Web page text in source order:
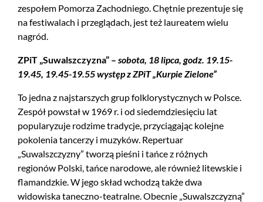
zespołem Pomorza Zachodniego. Chętnie prezentuje się
na festiwalach i przeglądach, jest też laureatem wielu
nagród.
ZPiT „Suwalszczyzna” – sobota, 18 lipca, godz. 19.15-
19.45, 19.45-19.55 występ z ZPiT „Kurpie Zielone”
To jedna z najstarszych grup folklorystycznych w Polsce.
Zespół powstał w 1969 r. i od siedemdziesięciu lat
popularyzuje rodzime tradycje, przyciągając kolejne
pokolenia tancerzy i muzyków. Repertuar
„Suwalszczyzny” tworzą pieśni i tańce z różnych
regionów Polski, tańce narodowe, ale również litewskie i
flamandzkie. W jego skład wchodzą także dwa
widowiska taneczno-teatralne. Obecnie „Suwalszczyzną”